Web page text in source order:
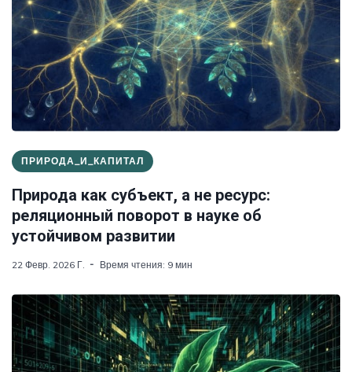
ПРИРОДА_И_КАПИТАЛ
Природа как субъект, а не ресурс:
реляционный поворот в науке об
устойчивом развитии
22 Февр. 2026 Г. Время чтения: 9 мин